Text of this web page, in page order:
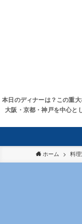
本日のディナーは？この重
大阪・京都・神戸を中心と
ホーム 料理